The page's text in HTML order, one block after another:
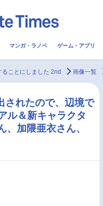
2.5次元
今期アニメ曜日
マンガ・ラノベ ゲーム・アプリ
ことにしました 2nd 画像一覧
されたので、辺境で
ル＆新キャラクタ
加隈亜衣さん、